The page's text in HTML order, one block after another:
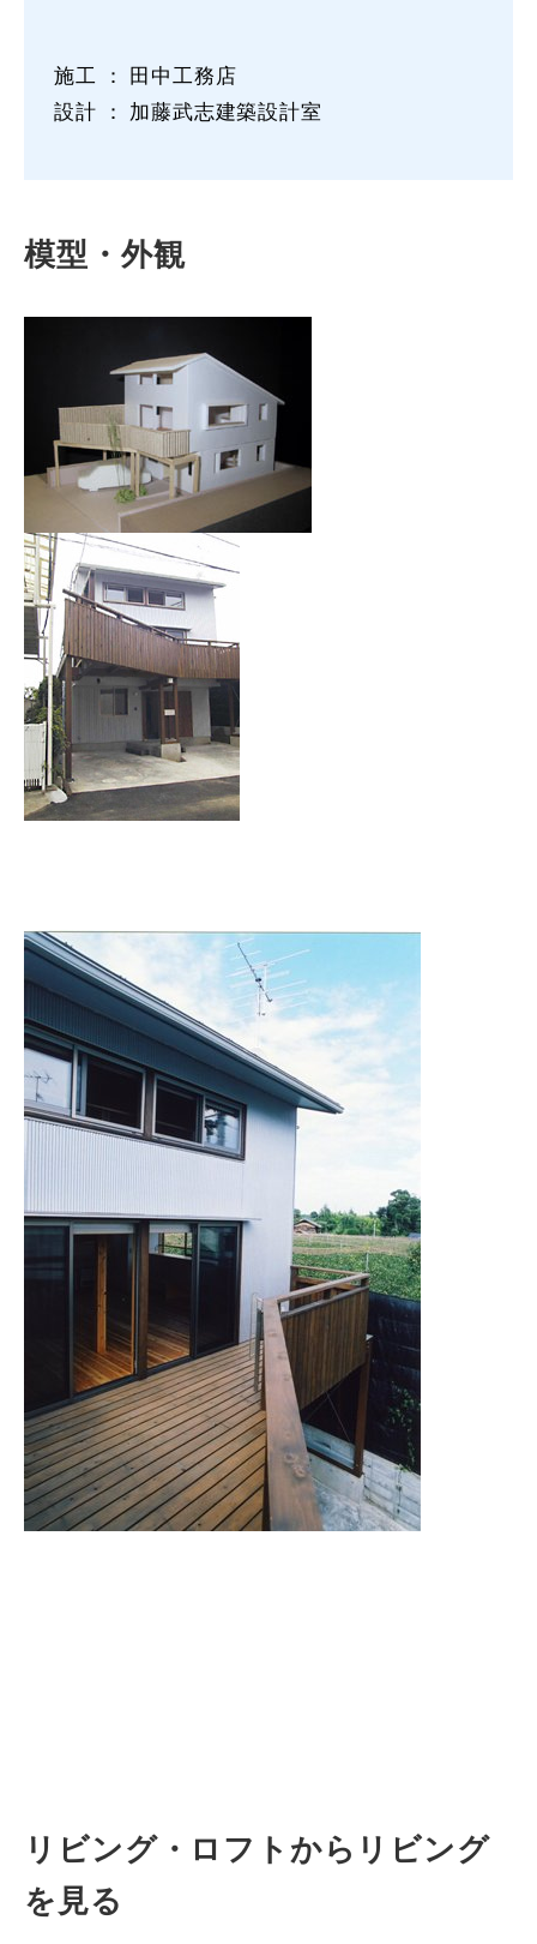
施工 ： 田中工務店
設計 ： 加藤武志建築設計室
模型・外観
リビング・ロフトからリビング
を見る